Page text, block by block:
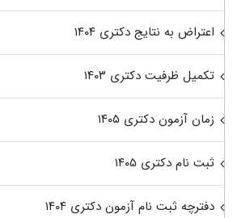
اعتراض به نتایج دکتری ۱۴۰۴
تکمیل ظرفیت دکتری ۱۴۰۳
زمان آزمون دکتری ۱۴۰۵
ثبت نام دکتری ۱۴۰۵
دفترچه ثبت نام آزمون دکتری ۱۴۰۴